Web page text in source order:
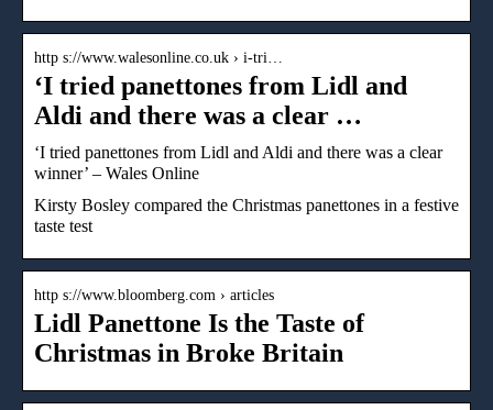
http s://www.walesonline.co.uk › i-tri…
‘I tried panettones from Lidl and
Aldi and there was a clear …
‘I tried panettones from Lidl and Aldi and there was a clear
winner’ – Wales Online
Kirsty Bosley compared the Christmas panettones in a festive
taste test
http s://www.bloomberg.com › articles
Lidl Panettone Is the Taste of
Christmas in Broke Britain